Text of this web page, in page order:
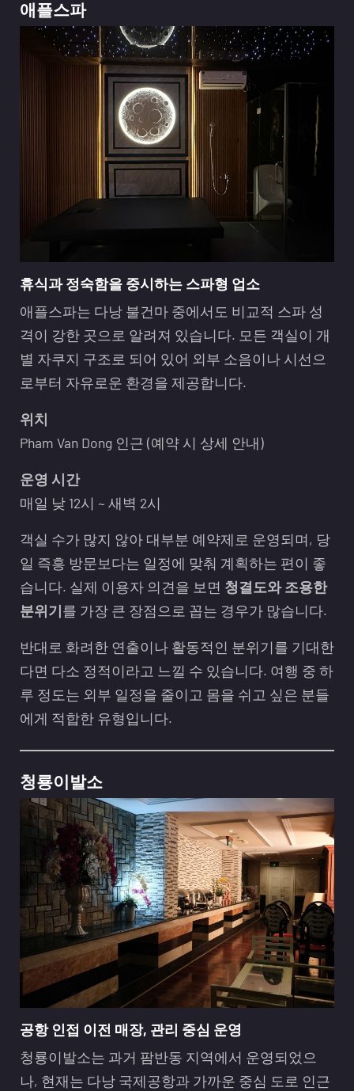
애플스파
휴식과 정숙함을 중시하는 스파형 업소
애플스파는 다낭 불건마 중에서도 비교적 스파 성
격이 강한 곳으로 알려져 있습니다. 모든 객실이 개
별 자쿠지 구조로 되어 있어 외부 소음이나 시선으
로부터 자유로운 환경을 제공합니다.
위치
Pham Van Dong 인근 (예약 시 상세 안내)
운영 시간
매일 낮 12시 ~ 새벽 2시
객실 수가 많지 않아 대부분 예약제로 운영되며, 당
일 즉흥 방문보다는 일정에 맞춰 계획하는 편이 좋
습니다. 실제 이용자 의견을 보면 청결도와 조용한
분위기를 가장 큰 장점으로 꼽는 경우가 많습니다.
반대로 화려한 연출이나 활동적인 분위기를 기대한
다면 다소 정적이라고 느낄 수 있습니다. 여행 중 하
루 정도는 외부 일정을 줄이고 몸을 쉬고 싶은 분들
에게 적합한 유형입니다.
청룡이발소
공항 인접 이전 매장, 관리 중심 운영
청룡이발소는 과거 팜반동 지역에서 운영되었으
나, 현재는 다낭 국제공항과 가까운 중심 도로 인근